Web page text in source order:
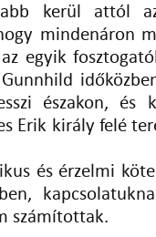
kerül attól
mindenáron
egyik
északon, és
Erik király felé
és érzelmi
számítottak.